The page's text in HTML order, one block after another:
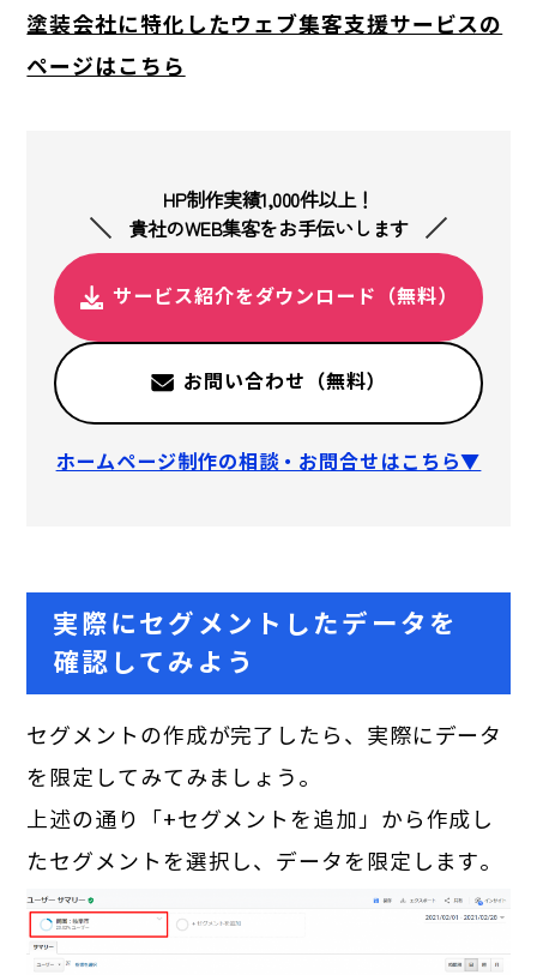
塗装会社に特化したウェブ集客支援サービスの
ページはこちら
HP制作実績1,000件以上！
貴社のWEB集客をお手伝いします
サービス紹介をダウンロード（無料）
お問い合わせ（無料）
ホームページ制作の相談・お問合せはこちら▼
実際にセグメントしたデータを
確認してみよう
セグメントの作成が完了したら、実際にデータ
を限定してみてみましょう。
上述の通り「+セグメントを追加」から作成し
たセグメントを選択し、データを限定します。